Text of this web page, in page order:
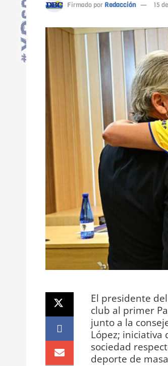
Firmado por Redacción 15
El presidente
club al primer
junto a la
López; iniciativa
sociedad
deporte de